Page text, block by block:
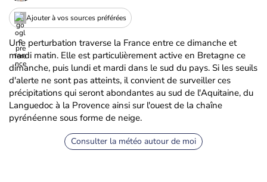
Ajouter à vos sources préférées
Une perturbation traverse la France entre ce dimanche et
mardi matin. Elle est particulièrement active en Bretagne ce
dimanche, puis lundi et mardi dans le sud du pays. Si les seuils
d'alerte ne sont pas atteints, il convient de surveiller ces
précipitations qui seront abondantes au sud de l'Aquitaine, du
Languedoc à la Provence ainsi sur l'ouest de la chaîne
pyrénéenne sous forme de neige.
Consulter la météo autour de moi